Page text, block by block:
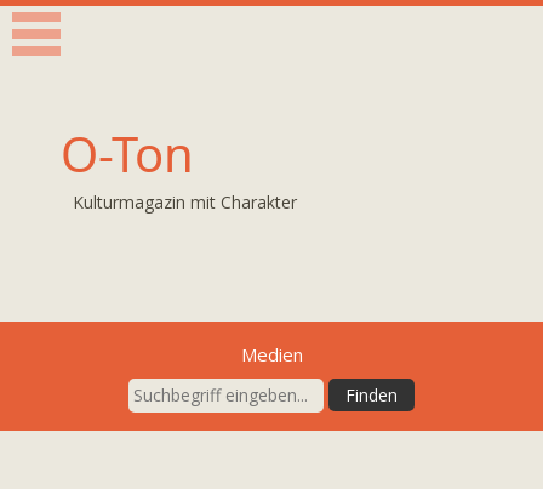
O-Ton
Kulturmagazin mit Charakter
Medien